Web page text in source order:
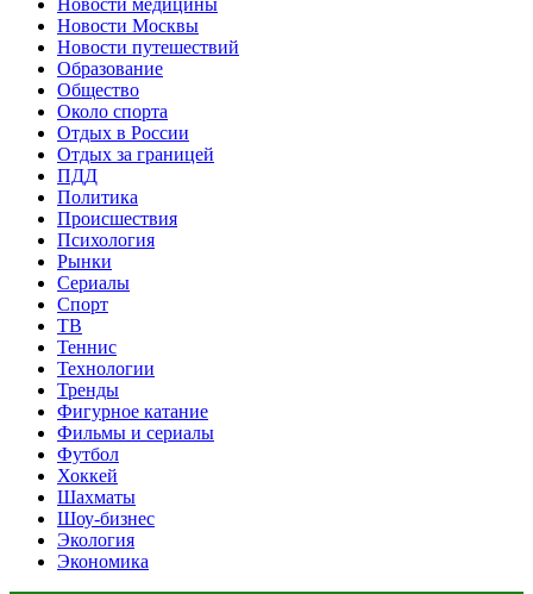
Новости Москвы
Новости путешествий
Образование
Общество
Около спорта
Отдых в России
Отдых за границей
ПДД
Политика
Происшествия
Психология
Рынки
Сериалы
Спорт
ТВ
Теннис
Технологии
Тренды
Фигурное катание
Фильмы и сериалы
Футбол
Хоккей
Шахматы
Шоу-бизнес
Экология
Экономика